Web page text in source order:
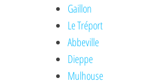
Gaillon
Le Tréport
Abbeville
Dieppe
Mulhouse